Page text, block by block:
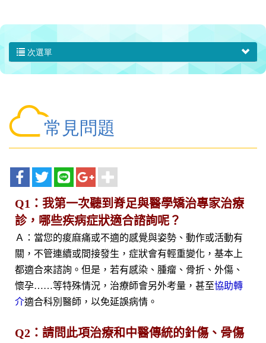
次選單
常見問題
Q1：我第一次聽到脊足與醫學矯治專家治療
診，哪些疾病症狀適合諮詢呢？
Ａ：當您的痠麻痛或不適的感覺與姿勢、動作或活動有
關，不管連續或間接發生，症狀會有輕重變化，基本上
都適合來諮詢。但是，若有感染、腫瘤、骨折、外傷、
懷孕……等特殊情況，治療師會另外考量，甚至協助轉
介適合科別醫師，以免延誤病情。
Q2：請問此項治療和中醫傳統的針傷、骨傷